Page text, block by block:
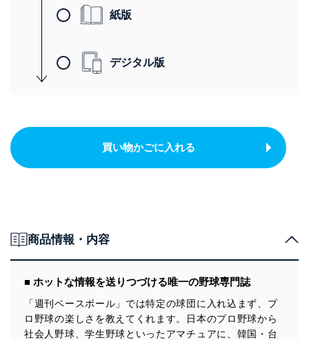
紙版
デジタル版
買い物かごに入れる
商品情報・内容
■ ホットな情報を送りつづける唯一の野球専門誌
「週刊ベースボール」では特定の球団に入れ込まず、プ
ロ野球の楽しさを教えてくれます。日本のプロ野球から
社会人野球、学生野球といったアマチュアに、韓国・台